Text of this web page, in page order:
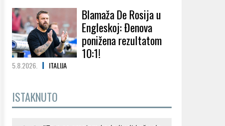
Blamaža De Rosija u
Engleskoj: Đenova
ponižena rezultatom
10:1!
5.8.2026. ITALIJA
ISTAKNUTO